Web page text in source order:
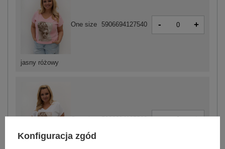
jasny różowy
One size 5906694127540 - +
One size 5906694127533 - +
Konfiguracja zgód